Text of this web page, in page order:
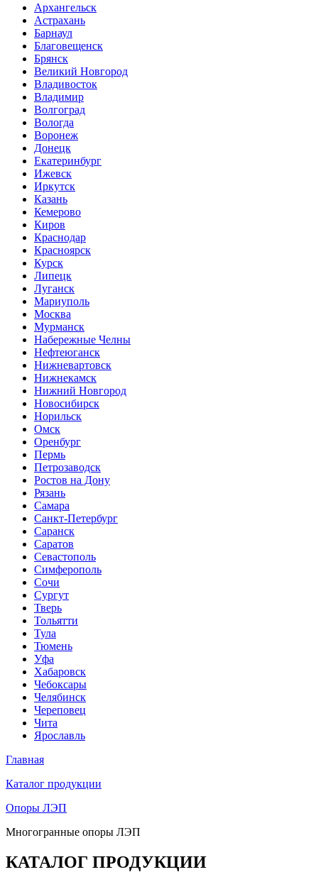
Архангельск
Астрахань
Барнаул
Благовещенск
Брянск
Великий Новгород
Владивосток
Владимир
Волгоград
Вологда
Воронеж
Донецк
Екатеринбург
Ижевск
Иркутск
Казань
Кемерово
Киров
Краснодар
Красноярск
Курск
Липецк
Луганск
Мариуполь
Москва
Мурманск
Набережные Челны
Нефтеюганск
Нижневартовск
Нижнекамск
Нижний Новгород
Новосибирск
Норильск
Омск
Оренбург
Пермь
Петрозаводск
Ростов на Дону
Рязань
Самара
Санкт-Петербург
Саранск
Саратов
Севастополь
Симферополь
Сочи
Сургут
Тверь
Тольятти
Тула
Тюмень
Уфа
Хабаровск
Чебоксары
Челябинск
Череповец
Чита
Ярославль
Главная
Каталог продукции
Опоры ЛЭП
Многогранные опоры ЛЭП
КАТАЛОГ ПРОДУКЦИИ